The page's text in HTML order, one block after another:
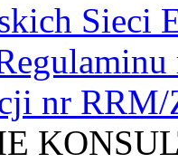
Sieci
nr